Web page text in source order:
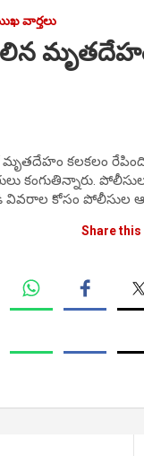
వార్తలు
మృతదేహం కలకలం
కంగుతిన్నారు.
వివరాల కోసం పోలీసుల
Share this